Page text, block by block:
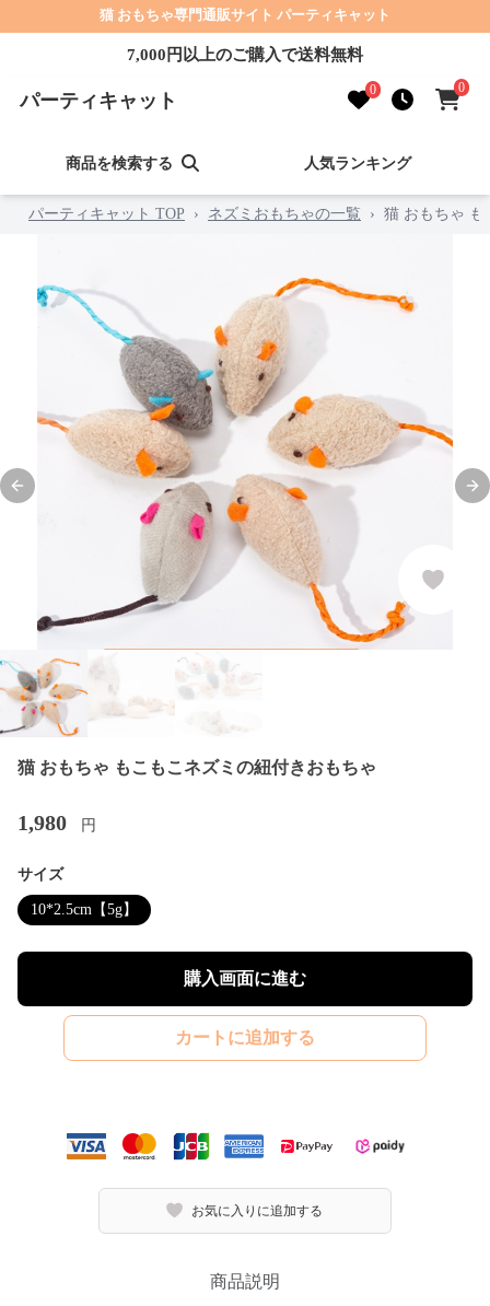
猫 おもちゃ専門通販サイト パーティキャット
7,000円以上のご購入で送料無料
パーティキャット 0 0
商品を検索する 人気ランキング
パーティキャット TOP › ネズミおもちゃの一覧 › 猫 おもちゃ も
Previous slide
猫 おもちゃ もこもこネズミの紐付きおもちゃ
1,980 円
サイズ
10*2.5cm【5g】
購入画面に進む
カートに追加する
お気に入りに追加する
商品説明